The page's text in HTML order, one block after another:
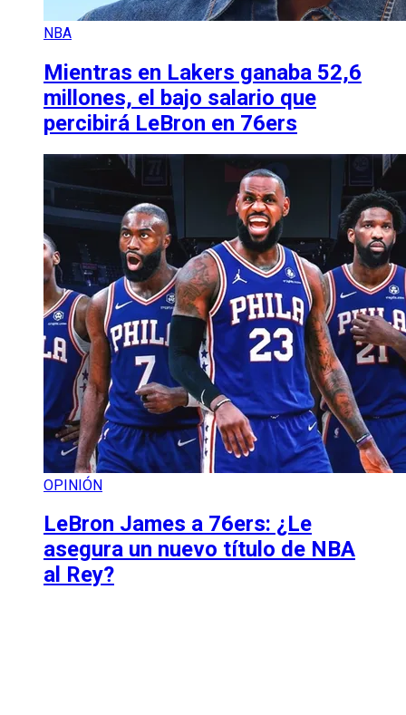
NBA
Mientras en Lakers ganaba 52,6
millones, el bajo salario que
percibirá LeBron en 76ers
OPINIÓN
LeBron James a 76ers: ¿Le
asegura un nuevo título de NBA
al Rey?